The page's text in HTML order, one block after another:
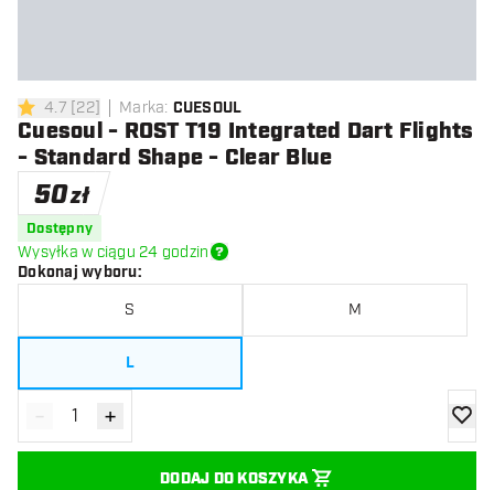
4.7 gwiazdki oceny
4.7 [22] Marka: CUESOUL
Cuesoul - ROST T19 Integrated Dart Flights
- Standard Shape - Clear Blue
50zł
Dostępny
Wysyłka w ciągu 24 godzin
Dokonaj wyboru:
S M
L
Zmniejsz ilość
- Zwiększ ilość
+
DODAJ DO KOSZYKA